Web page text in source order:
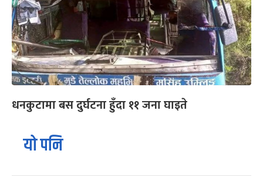
धनकुटामा बस दुर्घटना हुँदा ११ जना घाइते
यो पनि